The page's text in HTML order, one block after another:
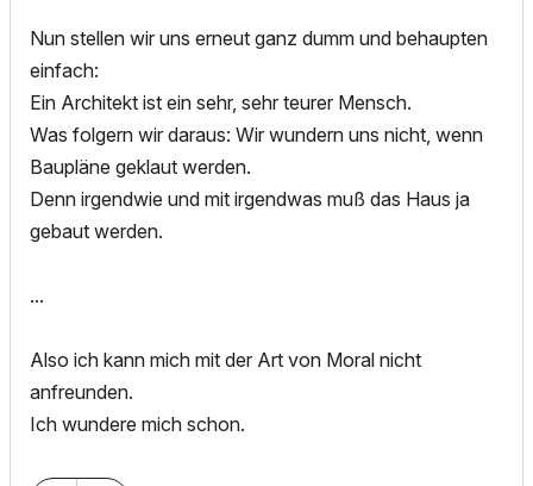
Nun stellen wir uns erneut ganz dumm und behaupten
einfach:
Ein Architekt ist ein sehr, sehr teurer Mensch.
Was folgern wir daraus: Wir wundern uns nicht, wenn
Baupläne geklaut werden.
Denn irgendwie und mit irgendwas muß das Haus ja
gebaut werden.
...
Also ich kann mich mit der Art von Moral nicht
anfreunden.
Ich wundere mich schon.